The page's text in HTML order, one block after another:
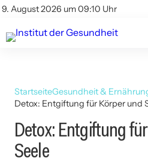
9. August 2026 um 09:10 Uhr
Kontakt
Kontakt
AGBs
StartseiteGesundheit &
Detox: Entgiftung für Körper und
Detox: Entgiftung
Seele